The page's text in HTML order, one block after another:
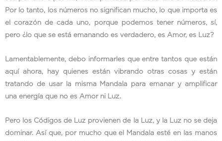
Por lo tanto, los números no significan mucho, lo que importa es
el corazón de cada uno, porque podemos tener números, sí,
pero ¿lo que se está emanando es verdadero, es Amor, es Luz?
Lamentablemente, debo informarles que entre tantos que están
aquí ahora, hay quienes están vibrando otras cosas y están
tratando de usar la misma Mandala para emanar y amplificar
una energía que no es Amor ni Luz.
Pero los Códigos de Luz provienen de la Luz, y la Luz no se deja
dominar. Así que, por mucho que el Mandala esté en las manos